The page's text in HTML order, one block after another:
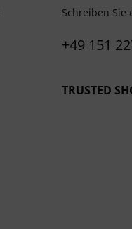
Schreiben Sie
+49 151
TRUSTED